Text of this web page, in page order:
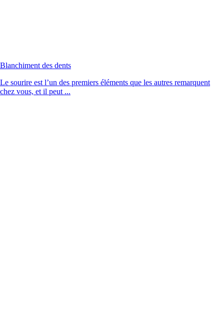
Blanchiment des dents
Le sourire est l’un des premiers éléments que les autres remarquent
chez vous, et il peut ...